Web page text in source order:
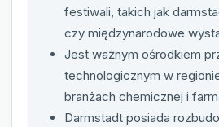
festiwali, takich jak
czy międzynarodowe
Jest ważnym ośrodkiem
technologicznym w
branżach chemicznej i
Darmstadt posiada